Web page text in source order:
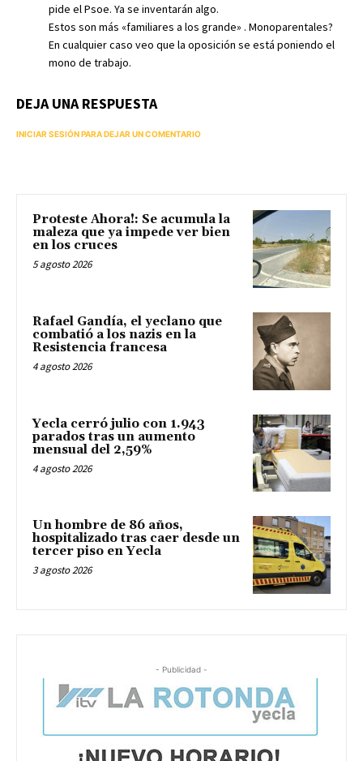
pide el Psoe. Ya se inventarán algo.
Estos son más «familiares a los grande» . Monoparentales?
En cualquier caso veo que la oposición se está poniendo el
mono de trabajo.
DEJA UNA RESPUESTA
INICIAR SESIÓN PARA DEJAR UN COMENTARIO
Proteste Ahora!: Se acumula la
maleza que ya impede ver bien
en los cruces
5 agosto 2026
Rafael Gandía, el yeclano que
combatió a los nazis en la
Resistencia francesa
4 agosto 2026
Yecla cerró julio con 1.943
parados tras un aumento
mensual del 2,59%
4 agosto 2026
Un hombre de 86 años,
hospitalizado tras caer desde un
tercer piso en Yecla
3 agosto 2026
- Publicidad -